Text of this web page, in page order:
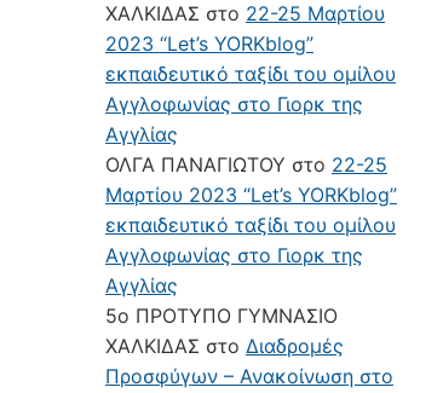
ΧΑΛΚΙΔΑΣ στο 22-25 Μαρτίου
2023 “Let’s YORKblog”
εκπαιδευτικό ταξίδι του ομίλου
Αγγλοφωνίας στο Γιορκ της
Αγγλίας
ΟΛΓΑ ΠΑΝΑΓΙΩΤΟΥ στο 22-25
Μαρτίου 2023 “Let’s YORKblog”
εκπαιδευτικό ταξίδι του ομίλου
Αγγλοφωνίας στο Γιορκ της
Αγγλίας
5ο ΠΡΟΤΥΠΟ ΓΥΜΝΑΣΙΟ
ΧΑΛΚΙΔΑΣ στο Διαδρομές
Προσφύγων – Ανακοίνωση στο